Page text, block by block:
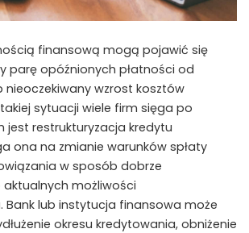
finansową mogą pojawić się
parę opóźnionych płatności od
wzrost kosztów
sytuacji wiele firm sięga po
jest restrukturyzacja kredytu
ona na zmianie warunków spłaty
w sposób dobrze
możliwości
Bank lub instytucja finansowa może
okresu kredytowania, obniżenie